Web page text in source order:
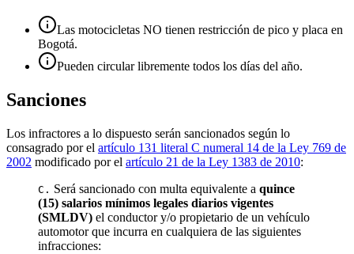
Las motocicletas NO tienen restricción de pico y placa en
Bogotá.
Pueden circular libremente todos los días del año.
Sanciones
Los infractores a lo dispuesto serán sancionados según lo
consagrado por el artículo 131 literal C numeral 14 de la Ley 769 de
2002 modificado por el artículo 21 de la Ley 1383 de 2010:
C. Será sancionado con multa equivalente a quince
(15) salarios mínimos legales diarios vigentes
(SMLDV) el conductor y/o propietario de un vehículo
automotor que incurra en cualquiera de las siguientes
infracciones: